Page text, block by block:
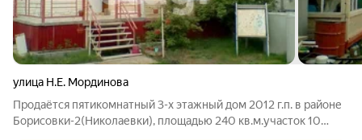
улица Н.Е. Мординова
Продаётся пятикомнатный 3-х этажный дом 2012 г.п. в районе
Борисовки-2(Николаевки), площадью 240 кв.м.участок 10